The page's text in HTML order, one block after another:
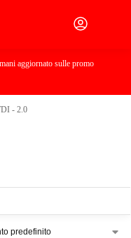
aggiornato sulle promo
- 2.0